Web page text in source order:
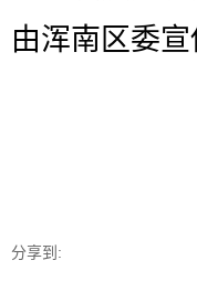
由浑南区委
分享到: